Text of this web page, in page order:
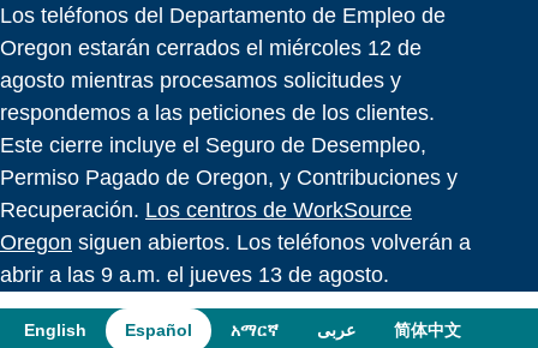
Skip to language switcher
Skip to navigation
Skip to content
Los teléfonos del Departamento de Empleo de
Oregon estarán cerrados el miércoles 12 de
agosto mientras procesamos solicitudes y
respondemos a las peticiones de los clientes.
Este cierre incluye el Seguro de Desempleo,
Permiso Pagado de Oregon, y Contribuciones y
Recuperación. Los centros de WorkSource
Oregon siguen abiertos. Los teléfonos volverán a
abrir a las 9 a.m. el jueves 13 de agosto.
English Español አማርኛ عربى 简体中文